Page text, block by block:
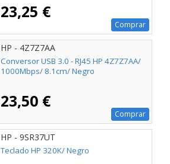
23,25 €
Comprar
HP - 4Z7Z7AA
Conversor USB 3.0 - RJ45 HP 4Z7Z7AA/
1000Mbps/ 8.1cm/ Negro
23,50 €
Comprar
HP - 9SR37UT
Teclado HP 320K/ Negro